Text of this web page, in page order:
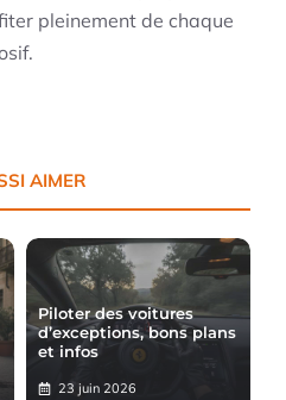
pleinement de chaque
AIMER
Piloter des voitures
d’exceptions, bons plans
et infos
23 juin 2026